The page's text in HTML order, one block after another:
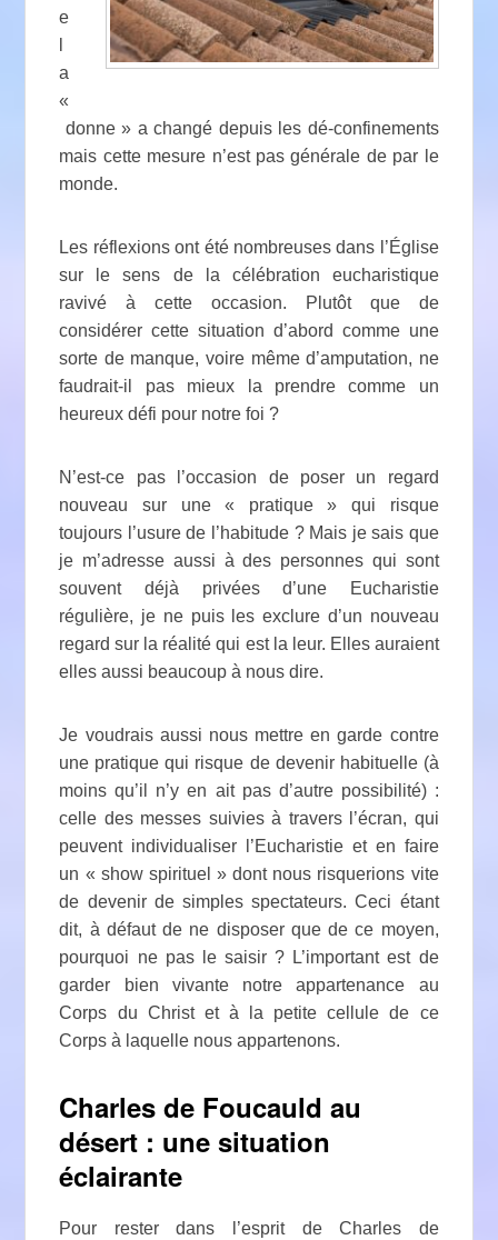
e
a
«
donne » a changé depuis les dé-confinements
mais cette mesure n’est pas générale de par le
monde.
Les réflexions ont été nombreuses dans l’Église
sur le sens de la célébration eucharistique
ravivé à cette occasion. Plutôt que de
considérer cette situation d’abord comme une
sorte de manque, voire même d’amputation, ne
faudrait-il pas mieux la prendre comme un
heureux défi pour notre foi ?
N’est-ce pas l’occasion de poser un regard
nouveau sur une « pratique » qui risque
toujours l’usure de l’habitude ? Mais je sais que
je m’adresse aussi à des personnes qui sont
souvent déjà privées d’une Eucharistie
régulière, je ne puis les exclure d’un nouveau
regard sur la réalité qui est la leur. Elles auraient
elles aussi beaucoup à nous dire.
Je voudrais aussi nous mettre en garde contre
une pratique qui risque de devenir habituelle (à
moins qu’il n’y en ait pas d’autre possibilité) :
celle des messes suivies à travers l’écran, qui
peuvent individualiser l’Eucharistie et en faire
un « show spirituel » dont nous risquerions vite
de devenir de simples spectateurs. Ceci étant
dit, à défaut de ne disposer que de ce moyen,
pourquoi ne pas le saisir ? L’important est de
garder bien vivante notre appartenance au
Corps du Christ et à la petite cellule de ce
Corps à laquelle nous appartenons.
Charles de Foucauld au
désert : une situation
éclairante
Pour rester dans l’esprit de Charles de